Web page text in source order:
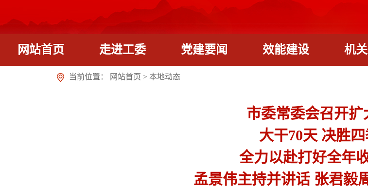
网站首页 走进工委 党建要闻 效能建设 机
当前位置： 网站首页 > 本地动态
市委常委会召开扩
大干70天 决胜
全力以赴打好全年
孟景伟主持并讲话 张君毅